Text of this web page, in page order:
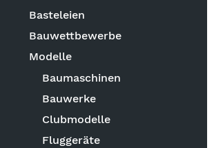
Basteleien
Bauwettbewerbe
Modelle
Baumaschinen
Bauwerke
Clubmodelle
Fluggeräte